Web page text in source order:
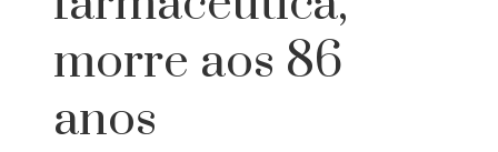
morre aos 86
anos